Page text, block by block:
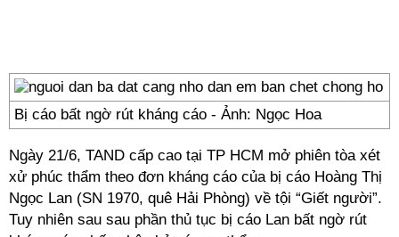
Bị cáo bất ngờ rút kháng cáo - Ảnh: Ngọc Hoa
Ngày 21/6, TAND cấp cao tại TP HCM mở phiên tòa xét
xử phúc thẩm theo đơn kháng cáo của bị cáo Hoàng Thị
Ngọc Lan (SN 1970, quê Hải Phòng) về tội “Giết người”.
Tuy nhiên sau sau phần thủ tục bị cáo Lan bất ngờ rút